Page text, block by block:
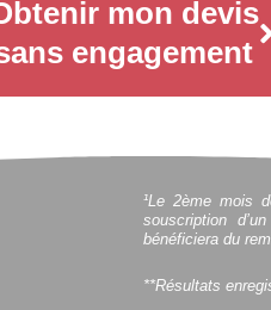
mon devis
engagement
¹Le 2ème mois
souscription
bénéficiera du
**Résultats